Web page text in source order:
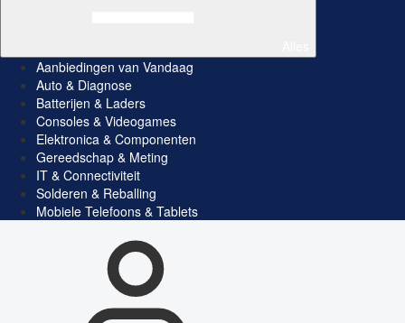
Aanbiedingen van Vandaag
Auto & Diagnose
Batterijen & Laders
Consoles & Videogames
Elektronica & Componenten
Gereedschap & Meting
IT & Connectiviteit
Solderen & Reballing
Mobiele Telefoons & Tablets